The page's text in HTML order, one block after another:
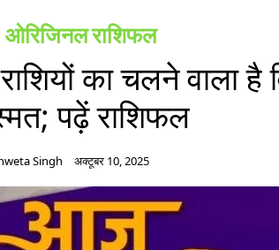
राशिफल
का चलने वाला
पढ़ें राशिफल
Singh अक्टूबर 10, 2025